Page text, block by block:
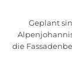
Geplant
die